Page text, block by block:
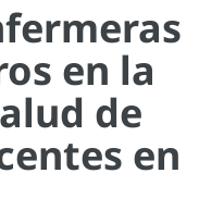
en la
de
en